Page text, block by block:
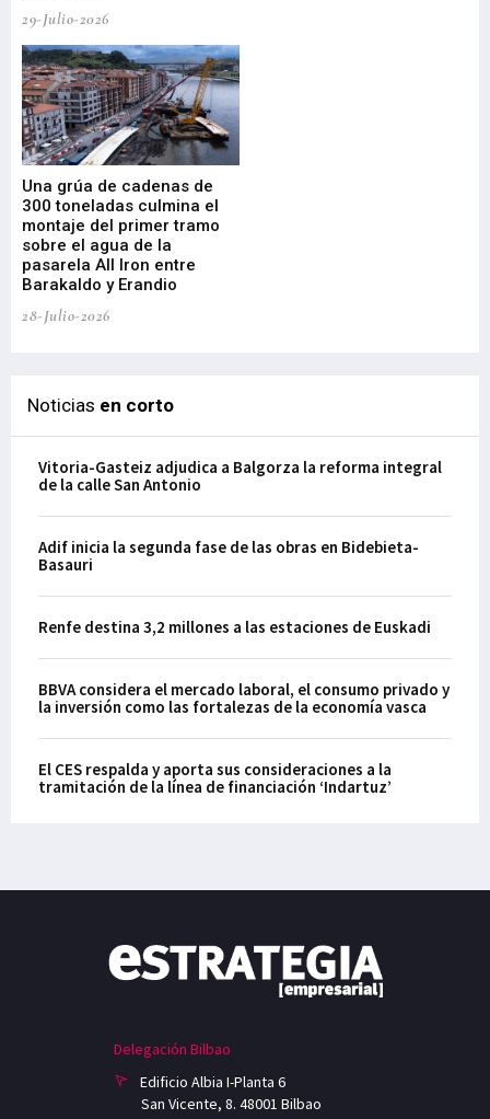
29-Julio-2026
Una grúa de cadenas de
300 toneladas culmina el
montaje del primer tramo
sobre el agua de la
pasarela All Iron entre
Barakaldo y Erandio
28-Julio-2026
Noticias en corto
Vitoria-Gasteiz adjudica a Balgorza la reforma integral
de la calle San Antonio
Adif inicia la segunda fase de las obras en Bidebieta-
Basauri
Renfe destina 3,2 millones a las estaciones de Euskadi
BBVA considera el mercado laboral, el consumo privado y
la inversión como las fortalezas de la economía vasca
El CES respalda y aporta sus consideraciones a la
tramitación de la línea de financiación ‘Indartuz’
Delegación Bilbao
Edificio Albia I-Planta 6
San Vicente, 8. 48001 Bilbao